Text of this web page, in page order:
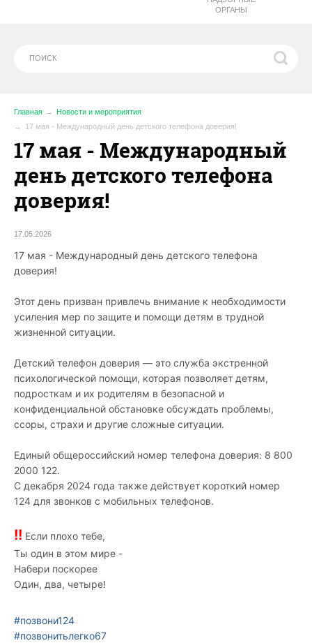
ОРГАНЫ
Главная
Новости и мероприятия
17 мая - Международный день детского телефона доверия!
17 мая - Международный
день детского телефона
доверия!
17.05.2026
17 мая - Международный день детского телефона
доверия!
Этот день призван привлечь внимание к необходимости
усиления мер по защите и помощи детям в трудной
жизненной ситуации.
Детский телефон доверия — это служба экстренной
психологической помощи, которая позволяет детям,
подросткам и их родителям в безопасной и
конфиденциальной обстановке обсуждать проблемы,
ссоры, страхи и другие сложные ситуации.
Единый общероссийский номер телефона доверия: 8 800
2000 122.
С декабря 2024 года также действует короткий номер
124 для звонков с мобильных телефонов.
!! Если плохо тебе,
Ты один в этом мире -
Набери поскорее
Один, два, четыре!
#позвони124
#позвонитьлегко67